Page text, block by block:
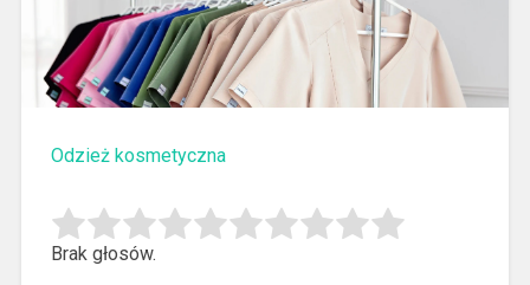
Odzież kosmetyczna
Brak głosów.